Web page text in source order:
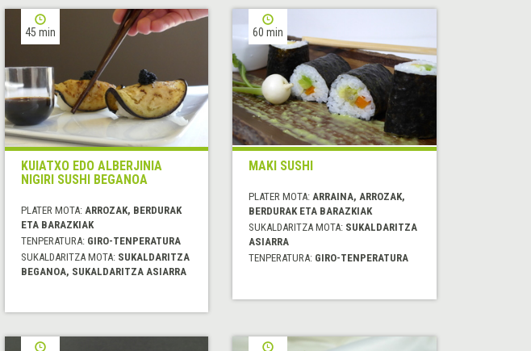
45 min
KUIATXO EDO ALBERJINIA
NIGIRI SUSHI BEGANOA
PLATER MOTA: ARROZAK, BERDURAK
ETA BARAZKIAK
TENPERATURA: GIRO-TENPERATURA
SUKALDARITZA MOTA: SUKALDARITZA
BEGANOA, SUKALDARITZA ASIARRA
60 min
MAKI SUSHI
PLATER MOTA:ARRAINA, ARROZAK,
BERDURAK ETA BARAZKIAK
SUKALDARITZA MOTA: SUKALDARITZA
ASIARRA
TENPERATURA: GIRO-TENPERATURA